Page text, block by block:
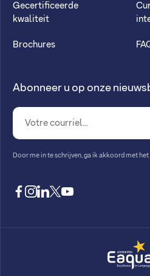
Gecertificeerde
kwaliteit
Brochures
Abonneer u op onze
Door me in te schrijven, ga ik akkoord met het
facebook
instagram
linkedin
twitteryoutube